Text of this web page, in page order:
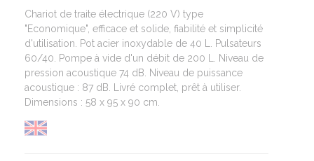
Chariot de traite électrique (220 V) type
"Economique", efficace et solide, fiabilité et simplicité
d'utilisation. Pot acier inoxydable de 40 L. Pulsateurs
60/40. Pompe à vide d'un débit de 200 L. Niveau de
pression acoustique 74 dB. Niveau de puissance
acoustique : 87 dB. Livré complet, prêt à utiliser.
Dimensions : 58 x 95 x 90 cm.